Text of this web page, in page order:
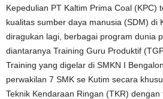
Kepedulian PT Kaltim Prima Coal (KPC)
kualitas sumber daya manusia (SDM) di
diragukan lagi, berbagai program dunia
diantaranya Training Guru Produktif
Training yang digelar di SMKN I
perwakilan 7 SMK se Kutim secara
Teknik Kendaraan Ringan (TKR)